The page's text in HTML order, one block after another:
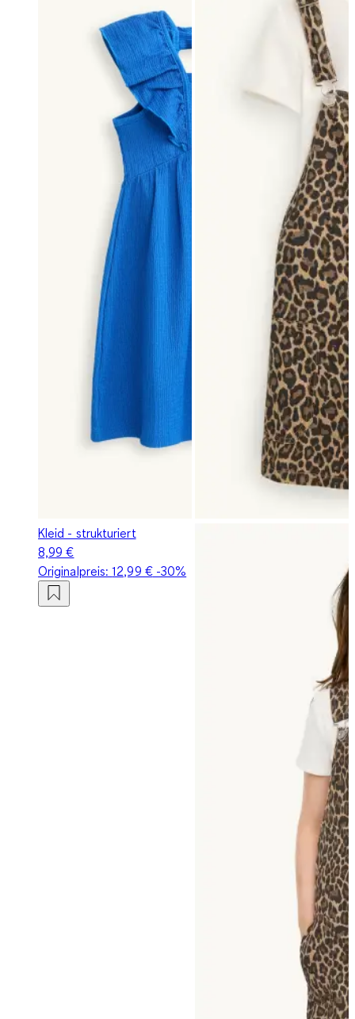
Kleid - strukturiert
8,99 €
Originalpreis:12,99 €-30%